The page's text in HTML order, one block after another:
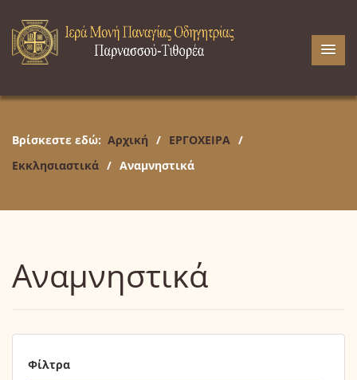
Βρίσκεστε εδώ: Αρχική / ΕΡΓΟΧΕΙΡΑ /
Εκκλησιαστικά / Αναμνηστικά
Αναμνηστικά
Φίλτρα